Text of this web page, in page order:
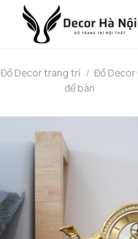
Đồ Decor trang trí / Đồ Decor
để bàn